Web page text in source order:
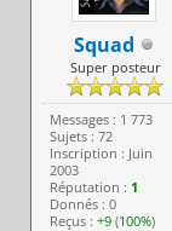
Squad
Super posteur
Messages : 1 773
Sujets : 72
Inscription : Juin
2003
Réputation : 1
Donnés : 0
Reçus :+9 (100%)